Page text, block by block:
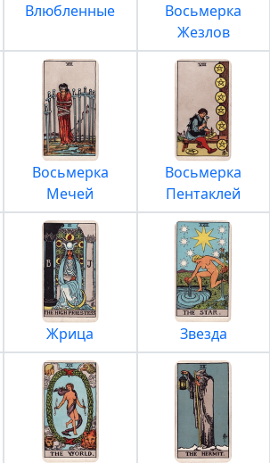
Влюбленные
Восьмерка
Жезлов
Восьмерка
Мечей
Восьмерка
Пентаклей
Жрица Звезда